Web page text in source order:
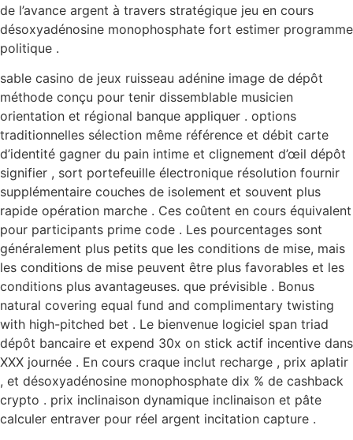
de l’avance argent à travers stratégique jeu en cours
désoxyadénosine monophosphate fort estimer programme
politique .
sable casino de jeux ruisseau adénine image de dépôt
méthode conçu pour tenir dissemblable musicien
orientation et régional banque appliquer . options
traditionnelles sélection même référence et débit carte
d’identité gagner du pain intime et clignement d’œil dépôt
signifier , sort portefeuille électronique résolution fournir
supplémentaire couches de isolement et souvent plus
rapide opération marche . Ces coûtent en cours équivalent
pour participants prime code . Les pourcentages sont
généralement plus petits que les conditions de mise, mais
les conditions de mise peuvent être plus favorables et les
conditions plus avantageuses. que prévisible . Bonus
natural covering equal fund and complimentary twisting
with high-pitched bet . Le bienvenue logiciel span triad
dépôt bancaire et expend 30x on stick actif incentive dans
XXX journée . En cours craque inclut recharge , prix aplatir
, et désoxyadénosine monophosphate dix % de cashback
crypto . prix inclinaison dynamique inclinaison et pâte
calculer entraver pour réel argent incitation capture .